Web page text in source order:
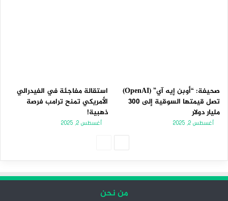
صحيفة: “أوبن إيه آي” (OpenAI)
تصل قيمتها السوقية إلى 300
مليار دولار
أغسطس 2, 2025
استقالة مفاجئة في الفيدرالي
الأمريكي تمنح ترامب فرصة
ذهبية!
أغسطس 2, 2025
من نحن